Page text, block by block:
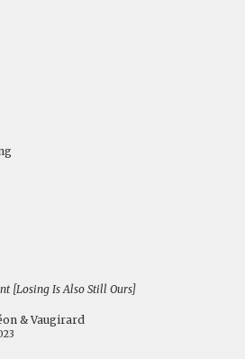
[Losing Is Also Still Ours]
& Vaugirard